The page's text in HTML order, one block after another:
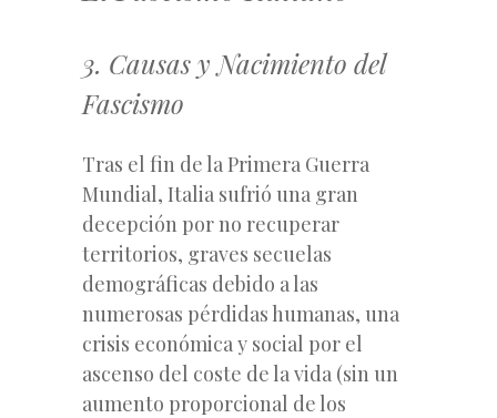
3. Causas y Nacimiento del
Fascismo
Tras el fin de la Primera Guerra
Mundial, Italia sufrió una gran
decepción por no recuperar
territorios, graves secuelas
demográficas debido a las
numerosas pérdidas humanas, una
crisis económica y social por el
ascenso del coste de la vida (sin un
aumento proporcional de los